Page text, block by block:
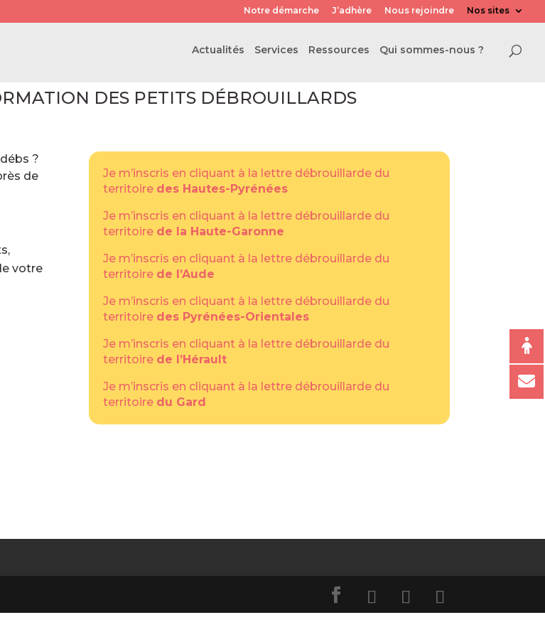
Notre démarche J’adhère Nous rejoindre Nos sites
Actualités Services Ressources Qui sommes-nous ?
DES PETITS DÉBROUILLARDS
?
de
votre
Je m’inscris en cliquant à la lettre débrouillarde du
territoire des Hautes-Pyrénées
Je m’inscris en cliquant à la lettre débrouillarde du
territoire de la Haute-Garonne
Je m’inscris en cliquant à la lettre débrouillarde du
territoire de l’Aude
Je m’inscris en cliquant à la lettre débrouillarde du
territoire des Pyrénées-Orientales
Je m’inscris en cliquant à la lettre débrouillarde du
territoire de l’Hérault
Je m’inscris en cliquant à la lettre débrouillarde du
territoire du Gard